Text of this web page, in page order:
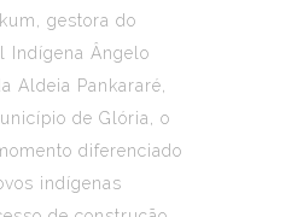
gestora do
Indígena Ângelo
Aldeia Pankararé,
de Glória, o
diferenciado
indígenas